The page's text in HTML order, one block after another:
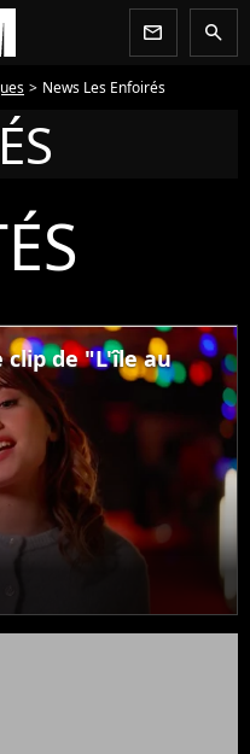
newsletter search
News Les Enfoirés
clip de "L'île au